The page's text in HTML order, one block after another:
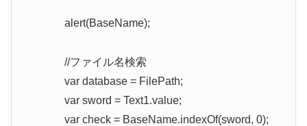
alert(BaseName);
//ファイル名検索
var database = FilePath;
var sword = Text1.value;
var check = BaseName.indexOf(sword, 0);